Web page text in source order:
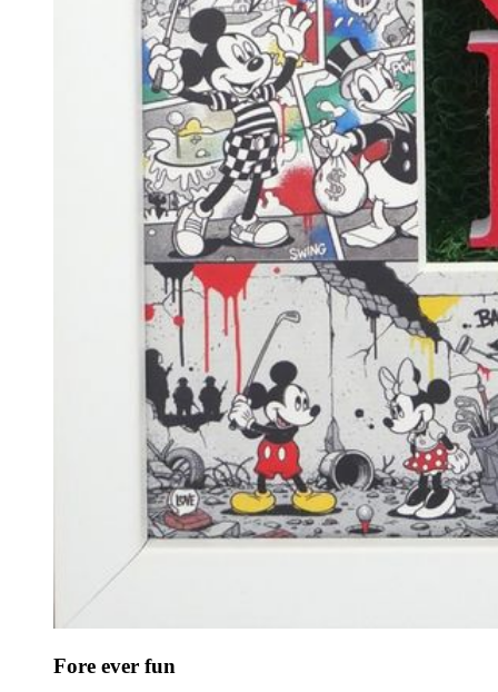
Fore ever fun